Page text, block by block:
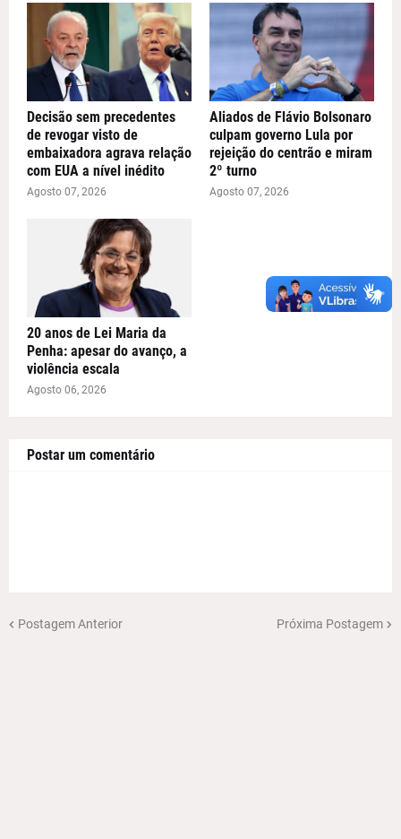
Decisão sem precedentes
de revogar visto de
embaixadora agrava relação
com EUA a nível inédito
Agosto 07, 2026
Aliados de Flávio Bolsonaro
culpam governo Lula por
rejeição do centrão e miram
2º turno
Agosto 07, 2026
20 anos de Lei Maria da
Penha: apesar do avanço, a
violência escala
Agosto 06, 2026
Postar um comentário
Postagem Anterior Próxima Postagem